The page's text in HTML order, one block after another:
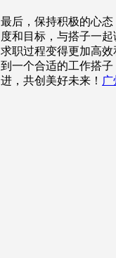
最后，保持积极的心
度和目标，与搭子一
求职过程变得更加高
到一个合适的工作搭
进，共创美好未来！